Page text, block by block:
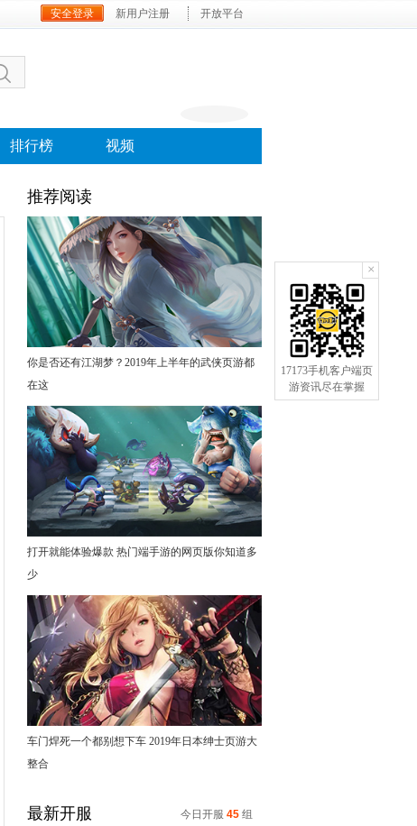
安全登录 新用户注册 开放平台
排行榜 视频
推荐阅读
你是否还有江湖梦？2019年上半年的武侠页游都
在这
打开就能体验爆款 热门端手游的网页版你知道多
少
车门焊死一个都别想下车 2019年日本绅士页游大
整合
最新开服 今日开服 45 组
×
17173手机客户端页
游资讯尽在掌握